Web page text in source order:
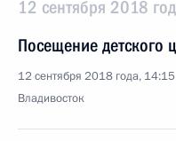
12 сентября 2018
Посещение детского
12 сентября 2018 года, 14:15
Владивосток